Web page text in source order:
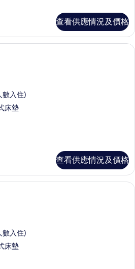
查看供應情況及價格
淋浴設備、免費梳洗用品、風筒、拖鞋
數入住)
床墊
查看供應情況及價格
傳統客房 | 房內夾萬、免費 Wi-Fi、床
數入住)
床墊